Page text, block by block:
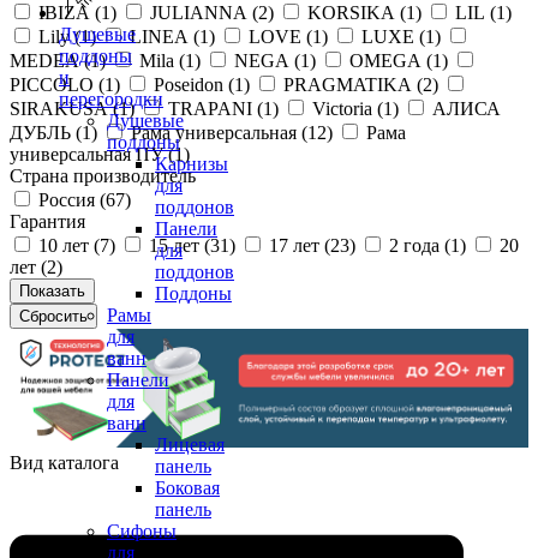
Душевые
поддоны
и
перегородки
Душевые
поддоны
Карнизы
для
поддонов
Панели
для
поддонов
Поддоны
Рамы
для
ванн
Панели
для
ванн
Лицевая
панель
Боковая
панель
Сифоны
для
IBIZA (1) JULIANNA (2) KORSIKA (1) LIL (1)
Lily (1) LINEA (1) LOVE (1) LUXE (1)
MEDEA (1) Mila (1) NEGA (1) OMEGA (1)
PICCOLO (1) Poseidon (1) PRAGMATIKA (2)
SIRAKUSA (1) TRAPANI (1) Victoria (1)
АЛИСА
ДУБЛЬ (1) Рама универсальная (12)
Рама
универсальная ПУ (1)
Страна производитель
Россия (67)
Гарантия
10 лет (7) 15 лет (31) 17 лет (23) 2 года (1)
20
лет (2)
Вид каталога